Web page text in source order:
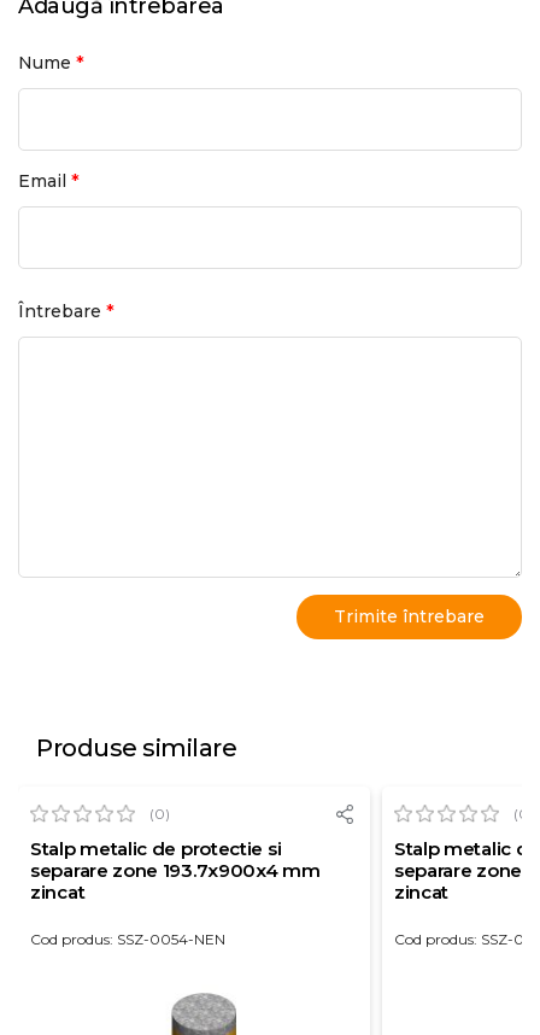
Adaugă întrebarea
Nume *
Email *
Întrebare *
Produse similare
(0)
Stalp metalic de protectie si
separare zone 193.7x900x4 mm
zincat
Cod produs: SSZ-0054-NEN
(0)
Stalp metalic
separare zone
zincat
Cod produs: SSZ-